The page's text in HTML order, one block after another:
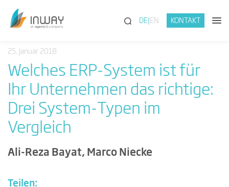
(SUCHE)
DE EN KONTAKT
25. Januar 2018
Welches ERP-System ist für
Ihr Unternehmen das richtige:
Drei System-Typen im
Vergleich
Ali-Reza Bayat, Marco Niecke
Teilen: